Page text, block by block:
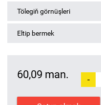
Tölegiň görnüşleri
Eltip bermek
60,09 man. -